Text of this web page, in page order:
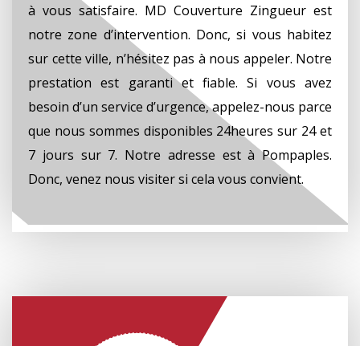
à vous satisfaire. MD Couverture Zingueur est
notre zone d’intervention. Donc, si vous habitez
sur cette ville, n’hésitez pas à nous appeler. Notre
prestation est garanti et fiable. Si vous avez
besoin d’un service d’urgence, appelez-nous parce
que nous sommes disponibles 24heures sur 24 et
7 jours sur 7. Notre adresse est à Pompaples.
Donc, venez nous visiter si cela vous convient.